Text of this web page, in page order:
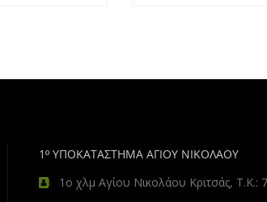
1º ΥΠΟΚΑΤΑΣΤΗΜΑ ΑΓΙΟΥ ΝΙΚΟΛΑΟΥ
1ο χλμ Αγίου Νικολάου Κριτσάς, Τ.Κ.: